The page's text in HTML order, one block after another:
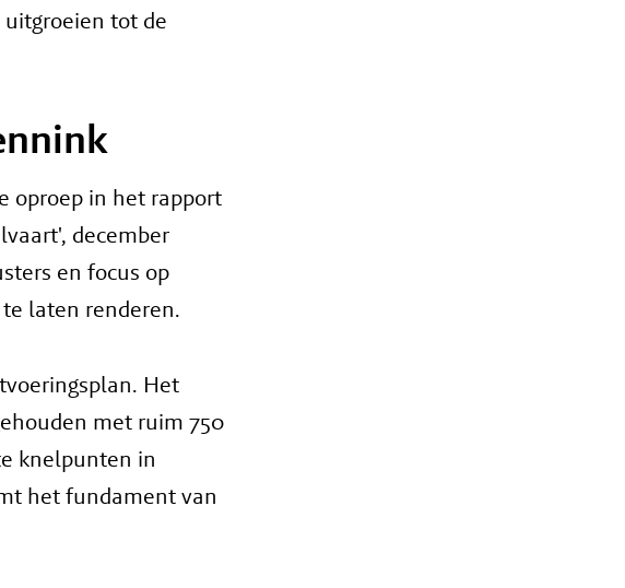
tot de
oproep in het rapport
december
en focus op
laten renderen.
Het
met ruim 750
knelpunten in
het fundament van